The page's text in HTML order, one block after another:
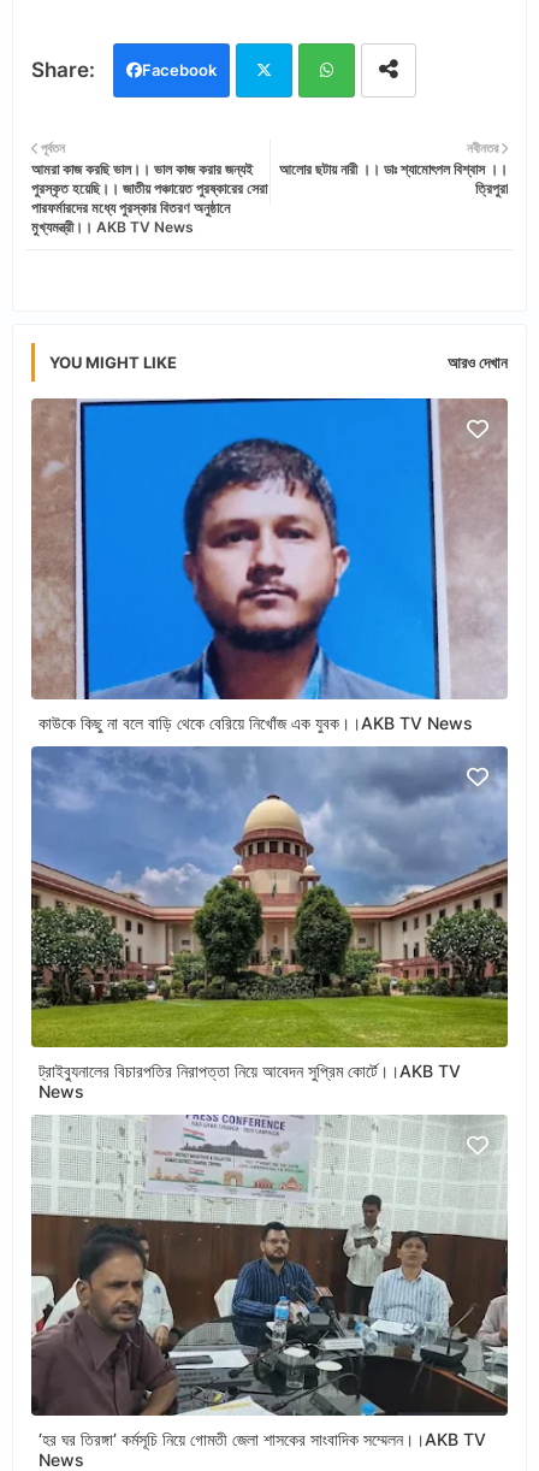
Facebook
tter ats
নবীনতর
আলোর ছটায় নারী ।। ডাঃ শ্যামোৎপল বিশ্বাস ।।
ত্রিপুরা
পূর্বতন
আমরা কাজ করছি ভাল।। ভাল কাজ করার জন্যই
পুরস্কৃত হয়েছি।। জাতীয় পঞ্চায়েত পুরষ্কারের সেরা
পারফর্মারদের মধ্যে পুরস্কার বিতরণ অনুষ্ঠানে
মুখ্যমন্ত্রী।। AKB TV News
YOU MIGHT LIKE আরও দেখান
কাউকে কিছু না বলে বাড়ি থেকে বেরিয়ে নিখোঁজ এক যুবক।।AKB TV News
ট্রাইব্যুনালের বিচারপতির নিরাপত্তা নিয়ে আবেদন সুপ্রিম কোর্টে।।AKB TV
News
‘হর ঘর তিরঙ্গা’ কর্মসূচি নিয়ে গোমতী জেলা শাসকের সাংবাদিক সম্মেলন।।AKB TV
News